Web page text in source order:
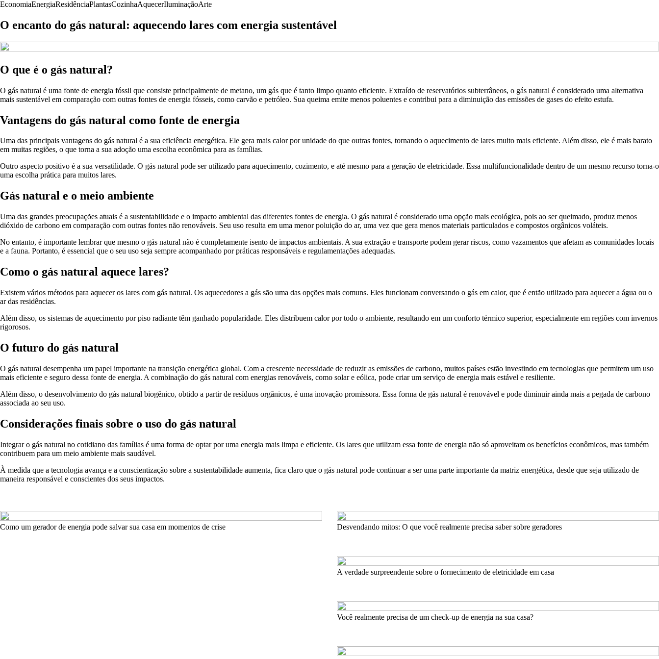
EconomiaEnergiaResidênciaPlantasCozinhaAquecerIluminaçãoArte
O encanto do gás natural: aquecendo lares com energia sustentável
O que é o gás natural?
O gás natural é uma fonte de energia fóssil que consiste principalmente de metano, um gás que é tanto limpo quanto eficiente. Extraído de reservatórios subterrâneos, o gás natural é considerado uma alternativa
mais sustentável em comparação com outras fontes de energia fósseis, como carvão e petróleo. Sua queima emite menos poluentes e contribui para a diminuição das emissões de gases do efeito estufa.
Vantagens do gás natural como fonte de energia
Uma das principais vantagens do gás natural é a sua eficiência energética. Ele gera mais calor por unidade do que outras fontes, tornando o aquecimento de lares muito mais eficiente. Além disso, ele é mais barato
em muitas regiões, o que torna a sua adoção uma escolha econômica para as famílias.
Outro aspecto positivo é a sua versatilidade. O gás natural pode ser utilizado para aquecimento, cozimento, e até mesmo para a geração de eletricidade. Essa multifuncionalidade dentro de um mesmo recurso torna-o
uma escolha prática para muitos lares.
Gás natural e o meio ambiente
Uma das grandes preocupações atuais é a sustentabilidade e o impacto ambiental das diferentes fontes de energia. O gás natural é considerado uma opção mais ecológica, pois ao ser queimado, produz menos
dióxido de carbono em comparação com outras fontes não renováveis. Seu uso resulta em uma menor poluição do ar, uma vez que gera menos materiais particulados e compostos orgânicos voláteis.
No entanto, é importante lembrar que mesmo o gás natural não é completamente isento de impactos ambientais. A sua extração e transporte podem gerar riscos, como vazamentos que afetam as comunidades locais
e a fauna. Portanto, é essencial que o seu uso seja sempre acompanhado por práticas responsáveis e regulamentações adequadas.
Como o gás natural aquece lares?
Existem vários métodos para aquecer os lares com gás natural. Os aquecedores a gás são uma das opções mais comuns. Eles funcionam conversando o gás em calor, que é então utilizado para aquecer a água ou o
ar das residências.
Além disso, os sistemas de aquecimento por piso radiante têm ganhado popularidade. Eles distribuem calor por todo o ambiente, resultando em um conforto térmico superior, especialmente em regiões com invernos
rigorosos.
O futuro do gás natural
O gás natural desempenha um papel importante na transição energética global. Com a crescente necessidade de reduzir as emissões de carbono, muitos países estão investindo em tecnologias que permitem um uso
mais eficiente e seguro dessa fonte de energia. A combinação do gás natural com energias renováveis, como solar e eólica, pode criar um serviço de energia mais estável e resiliente.
Além disso, o desenvolvimento do gás natural biogênico, obtido a partir de resíduos orgânicos, é uma inovação promissora. Essa forma de gás natural é renovável e pode diminuir ainda mais a pegada de carbono
associada ao seu uso.
Considerações finais sobre o uso do gás natural
Integrar o gás natural no cotidiano das famílias é uma forma de optar por uma energia mais limpa e eficiente. Os lares que utilizam essa fonte de energia não só aproveitam os benefícios econômicos, mas também
contribuem para um meio ambiente mais saudável.
À medida que a tecnologia avança e a conscientização sobre a sustentabilidade aumenta, fica claro que o gás natural pode continuar a ser uma parte importante da matriz energética, desde que seja utilizado de
maneira responsável e conscientes dos seus impactos.
Como um gerador de energia pode salvar sua casa em momentos de crise Desvendando mitos: O que você realmente precisa saber sobre geradores
A verdade surpreendente sobre o fornecimento de eletricidade em casa
Você realmente precisa de um check-up de energia na sua casa?